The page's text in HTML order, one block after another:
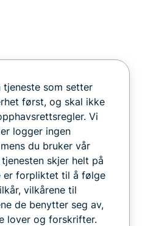
tjeneste som setter
først, og skal ikke
Vi
logger ingen
du bruker vår
skjer helt på
er forpliktet til å følge
vilkårene til
de benytter seg av,
lover og forskrifter.